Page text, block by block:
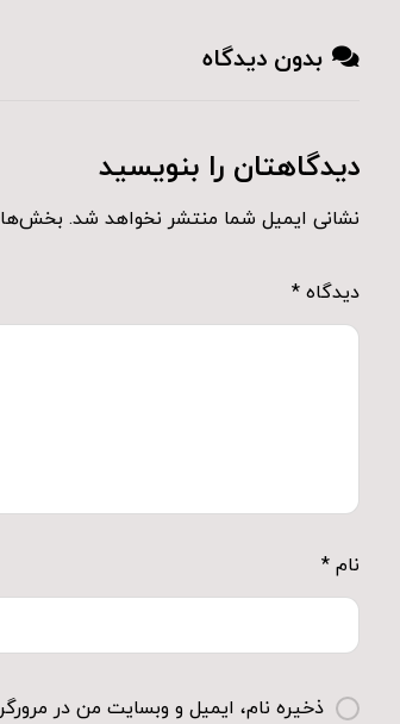
بدون دیدگاه
دیدگاهتان را بنویسید
نشانی ایمیل شما منتشر نخواهد شد.
دیدگاه *
نام *
ذخیره نام، ایمیل و وبسایت من در